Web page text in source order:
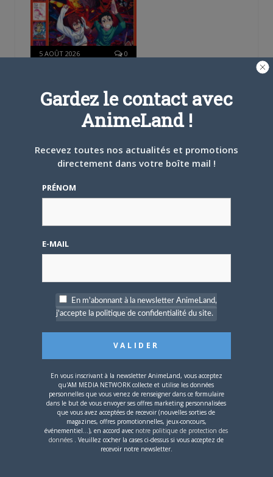
5 AOÛT 2026 0
disponible !
4 AOÛT 2026
Une nouvelle série TV
pour 2027
4 JUILLET 2026 0
[Entretien] Mokochan : «
Lors des prémices du
mieux le manga
originel.»
Vous devezvous connecterpour laisser un
commentaire.
Gardez le contact avec
AnimeLand !
Recevez toutes nos actualités et promotions
directement dans votre boîte mail !
PRÉNOM
E-MAIL
En m'abonnant à la newsletter AnimeLand,
j'accepte la politique de confidentialité du site.
En vous inscrivant à la newsletter AnimeLand, vous acceptez
qu'AM MEDIA NETWORK collecte et utilise les données
personnelles que vous venez de renseigner dans ce formulaire
dans le but de vous envoyer ses offres marketing personnalisées
que vous avez acceptées de recevoir (nouvelles sorties de
magazines, offres promotionnelles, jeux-concours,
événementiel...), en accord avec notre politique de protection des
données . Veuillez cocher la cases ci-dessus si vous acceptez de
recevoir notre newsletter.